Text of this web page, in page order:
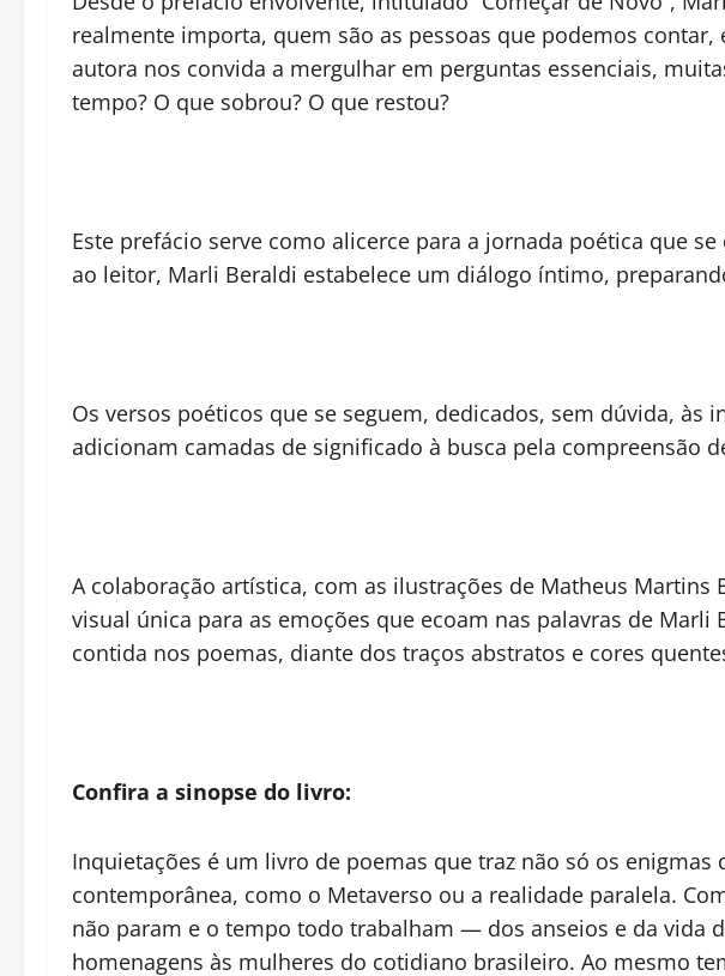
realmente importa, quem são as pessoas que podemos
autora nos convida a mergulhar em perguntas essenciais,
tempo? O que sobrou? O que restou?
Este prefácio serve como alicerce para a jornada poética que
ao leitor, Marli Beraldi estabelece um diálogo íntimo,
Os versos poéticos que se seguem, dedicados, sem dúvida,
adicionam camadas de significado à busca pela compreensão
A colaboração artística, com as ilustrações de Matheus
visual única para as emoções que ecoam nas palavras de
contida nos poemas, diante dos traços abstratos e cores
Confira a sinopse do livro:
Inquietações é um livro de poemas que traz não só os
contemporânea, como o Metaverso ou a realidade paralela.
não param e o tempo todo trabalham — dos anseios e da vida
homenagens às mulheres do cotidiano brasileiro. Ao mesmo